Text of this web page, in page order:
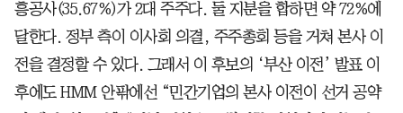
흥공사(35.67%)가 2대 주주다. 둘 지분을 합하면 약 72%에
달한다. 정부 측이 이사회 의결, 주주총회 등을 거쳐 본사 이
전을 결정할 수 있다. 그래서 이 후보의 ‘부산 이전’ 발표 이
후에도 HMM 안팎에선 “민간기업의 본사 이전이 선거 공약